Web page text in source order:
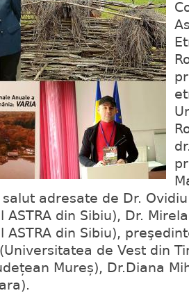
adresate de Dr.
ASTRA din Sibiu), Dr.
ASTRA din Sibiu),
de Vest din
Mureș), Dr.Diana